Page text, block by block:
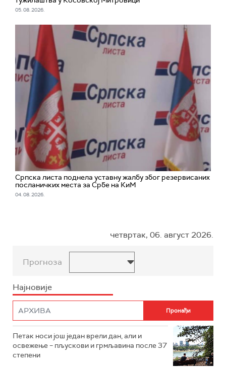
05. 08. 2026.
Српска листа поднела уставну жалбу због резервисаних
посланичких места за Србе на КиМ
04. 08. 2026.
четвртак, 06. август 2026.
Прогноза
Најновије
Петак носи још један врели дан, али и
освежење – пљускови и грмљавина после 37
степени